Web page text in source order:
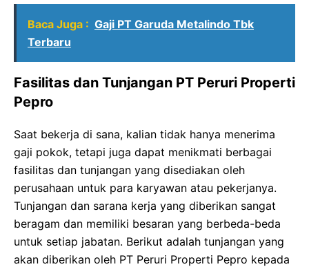
Baca Juga : Gaji PT Garuda Metalindo Tbk
Terbaru
Fasilitas dan Tunjangan PT Peruri Properti
Pepro
Saat bekerja di sana, kalian tidak hanya menerima
gaji pokok, tetapi juga dapat menikmati berbagai
fasilitas dan tunjangan yang disediakan oleh
perusahaan untuk para karyawan atau pekerjanya.
Tunjangan dan sarana kerja yang diberikan sangat
beragam dan memiliki besaran yang berbeda-beda
untuk setiap jabatan. Berikut adalah tunjangan yang
akan diberikan oleh PT Peruri Properti Pepro kepada